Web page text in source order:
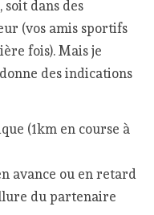
dans des
(vos amis sportifs
fois). Mais je
des indications
(1km en course à
avance ou en retard
du partenaire